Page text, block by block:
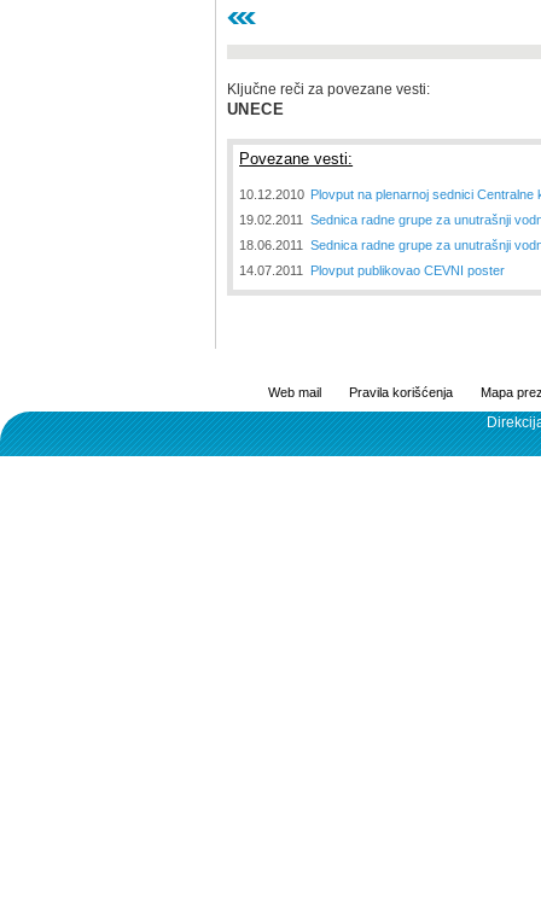
Ključne reči za povezane vesti:
UNECE
Povezane vesti:
10.12.2010 Plovput na plenarnoj sednici Centralne
19.02.2011
Sednica radne grupe za unutrašnji
18.06.2011
Sednica radne grupe za unutrašnji
14.07.2011
Plovput publikovao CEVNI poster
Web mail Pravila korišćenja Mapa